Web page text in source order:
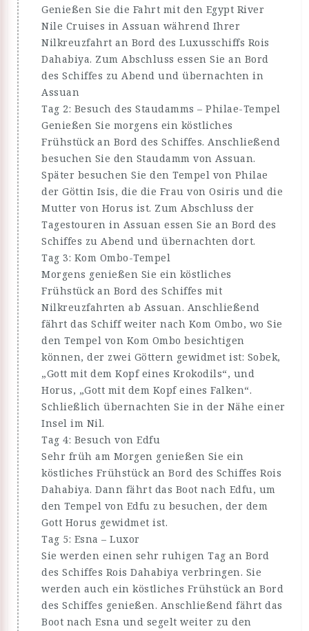
Genießen Sie die Fahrt mit den Egypt River
Nile Cruises in Assuan während Ihrer
Nilkreuzfahrt an Bord des Luxusschiffs Rois
Dahabiya. Zum Abschluss essen Sie an Bord
des Schiffes zu Abend und übernachten in
Assuan
Tag 2: Besuch des Staudamms – Philae-Tempel
Genießen Sie morgens ein köstliches
Frühstück an Bord des Schiffes. Anschließend
besuchen Sie den Staudamm von Assuan.
Später besuchen Sie den Tempel von Philae
der Göttin Isis, die die Frau von Osiris und die
Mutter von Horus ist. Zum Abschluss der
Tagestouren in Assuan essen Sie an Bord des
Schiffes zu Abend und übernachten dort.
Tag 3: Kom Ombo-Tempel
Morgens genießen Sie ein köstliches
Frühstück an Bord des Schiffes mit
Nilkreuzfahrten ab Assuan. Anschließend
fährt das Schiff weiter nach Kom Ombo, wo Sie
den Tempel von Kom Ombo besichtigen
können, der zwei Göttern gewidmet ist: Sobek,
„Gott mit dem Kopf eines Krokodils“, und
Horus, „Gott mit dem Kopf eines Falken“.
Schließlich übernachten Sie in der Nähe einer
Insel im Nil.
Tag 4: Besuch von Edfu
Sehr früh am Morgen genießen Sie ein
köstliches Frühstück an Bord des Schiffes Rois
Dahabiya. Dann fährt das Boot nach Edfu, um
den Tempel von Edfu zu besuchen, der dem
Gott Horus gewidmet ist.
Tag 5: Esna – Luxor
Sie werden einen sehr ruhigen Tag an Bord
des Schiffes Rois Dahabiya verbringen. Sie
werden auch ein köstliches Frühstück an Bord
des Schiffes genießen. Anschließend fährt das
Boot nach Esna und segelt weiter zu den